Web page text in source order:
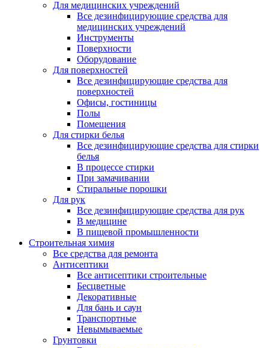
Для медицинских учреждений
Все дезинфицирующие средства для
медицинских учреждений
Инструменты
Поверхности
Оборудование
Для поверхностей
Все дезинфицирующие средства для
поверхностей
Офисы, гостиницы
Полы
Помещения
Для стирки белья
Все дезинфицирующие средства для стирки
белья
В процессе стирки
При замачивании
Стиральные порошки
Для рук
Все дезинфицирующие средства для рук
В медицине
В пищевой промышленности
Строительная химия
Все средства для ремонта
Антисептики
Все антисептики строительные
Бесцветные
Декоративные
Для бань и саун
Транспортные
Невымываемые
Грунтовки